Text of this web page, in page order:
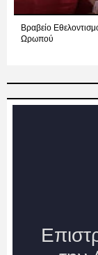
Βραβείο
Ωρωπού